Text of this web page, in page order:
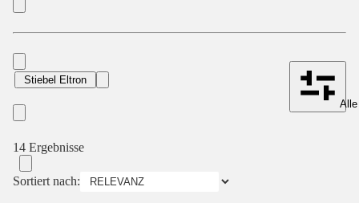
Stiebel Eltron
14 Ergebnisse
Sortiert nach: